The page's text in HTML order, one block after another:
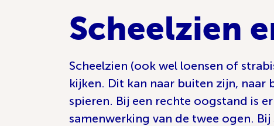
Scheelzien
Scheelzien (ook wel loensen of
kijken. Dit kan naar buiten zijn, naar
spieren. Bij een rechte oogstand is
samenwerking van de twee ogen.